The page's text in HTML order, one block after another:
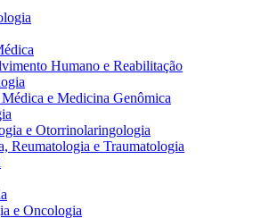
Humano e Reabilitação
e Medicina Genômica
e Otorrinolaringologia
Reumatologia e Traumatologia
e Oncologia